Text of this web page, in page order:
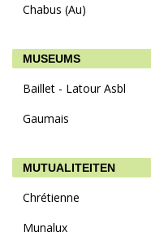
Chabus (Au)
MUSEUMS
Baillet - Latour Asbl
Gaumais
MUTUALITEITEN
Chrétienne
Munalux